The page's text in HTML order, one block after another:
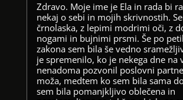
Zdravo. Moje ime je Ela in rada bi
nekaj o sebi in mojih skrivnostih.
črnolaska, z lepimi modrimi oči, z
nogami in bujnimi prsmi. Še po
zakona sem bila še vedno
je spremenilo, ko je nekega dne na
nenadoma pozvonil poslovni
moža, medtem ko sem bila sama
sem bila pomanjkljivo oblečena in